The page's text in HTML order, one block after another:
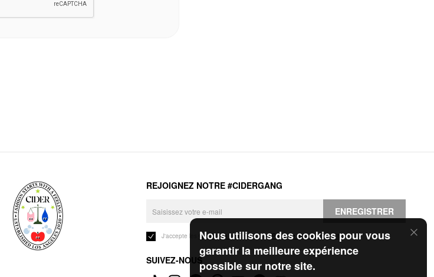
Nous utilisons des cookies pour vous
garantir la meilleure expérience
possible sur notre site.
REJOIGNEZ NOTRE #CIDERGANG
ENREGISTRER
J'accepte les Conditions généraleset laPolitique de confidentialité.
SUIVEZ-NOUS